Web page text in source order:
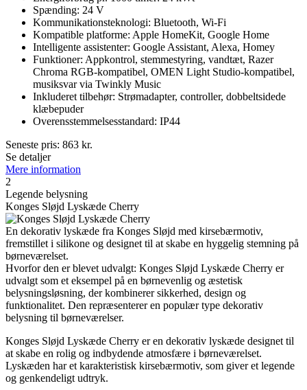
Spænding: 24 V
Kommunikationsteknologi: Bluetooth, Wi-Fi
Kompatible platforme: Apple HomeKit, Google Home
Intelligente assistenter: Google Assistant, Alexa, Homey
Funktioner: Appkontrol, stemmestyring, vandtæt, Razer
Chroma RGB-kompatibel, OMEN Light Studio-kompatibel,
musiksvar via Twinkly Music
Inkluderet tilbehør: Strømadapter, controller, dobbeltsidede
klæbepuder
Overensstemmelsesstandard: IP44
Seneste pris: 863 kr.
Se detaljer
Mere information
2
Legende belysning
Konges Sløjd Lyskæde Cherry
En dekorativ lyskæde fra Konges Sløjd med kirsebærmotiv,
fremstillet i silikone og designet til at skabe en hyggelig stemning på
børneværelset.
Hvorfor den er blevet udvalgt: Konges Sløjd Lyskæde Cherry er
udvalgt som et eksempel på en børnevenlig og æstetisk
belysningsløsning, der kombinerer sikkerhed, design og
funktionalitet. Den repræsenterer en populær type dekorativ
belysning til børneværelser.
Konges Sløjd Lyskæde Cherry er en dekorativ lyskæde designet til
at skabe en rolig og indbydende atmosfære i børneværelset.
Lyskæden har et karakteristisk kirsebærmotiv, som giver et legende
og genkendeligt udtryk.